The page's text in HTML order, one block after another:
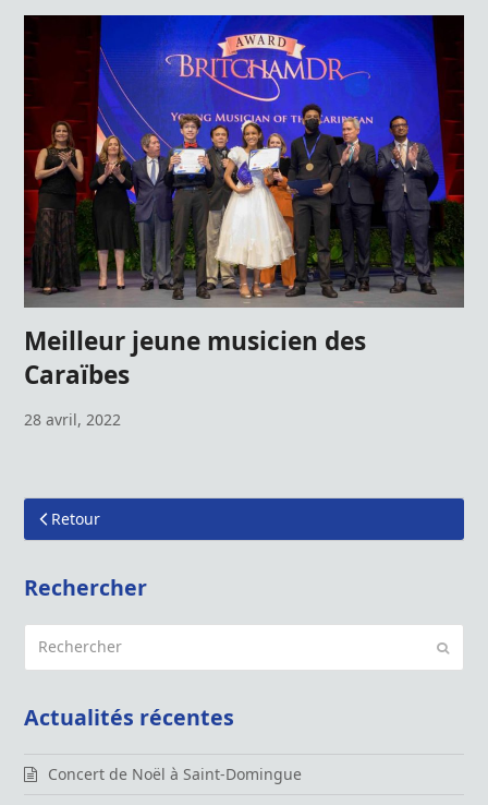
Meilleur jeune musicien des
Caraïbes
28 avril, 2022
Retour
Rechercher
Actualités récentes
Concert de Noël à Saint-Domingue